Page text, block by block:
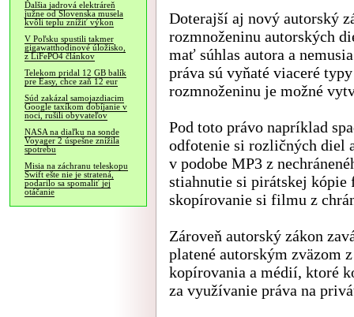
Ďalšia jadrová elektráreň
južne od Slovenska musela
kvôli teplu znížiť výkon
V Poľsku spustili takmer
gigawatthodinové úložisko,
z LiFePO4 článkov
Telekom pridal 12 GB balík
pre Easy, chce zaň 12 eur
Súd zakázal samojazdiacim
Google taxíkom dobíjanie v
noci, rušili obyvateľov
NASA na diaľku na sonde
Voyager 2 úspešne znížila
spotrebu
Misia na záchranu teleskopu
Swift ešte nie je stratená,
podarilo sa spomaliť jej
otáčanie
Doterajší aj nový autorský
rozmnoženinu autorských
mať súhlas autora a
práva sú vyňaté viaceré
rozmnoženinu je možné
Pod toto právo napríklad
odfotenie si rozličných diel
v podobe MP3 z
stiahnutie si pirátskej kópie
skopírovanie si filmu z
Zároveň autorský zákon
platené autorským zväzom
kopírovania a médií, ktoré
za využívanie práva na